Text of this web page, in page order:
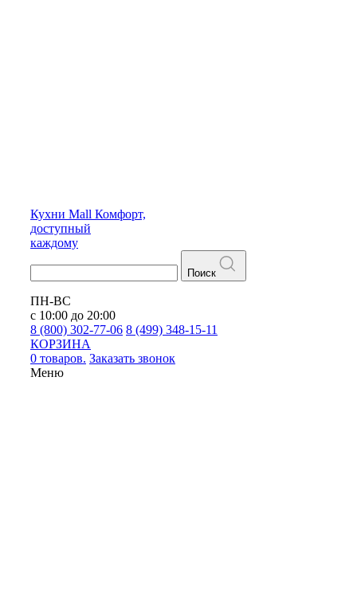
Кухни Mall Комфорт,
доступный
каждому
Поиск
ПН-ВС
с 10:00 до 20:00
8 (800) 302-77-06 8 (499) 348-15-11
КОРЗИНА
0 товаров. Заказать звонок
Меню